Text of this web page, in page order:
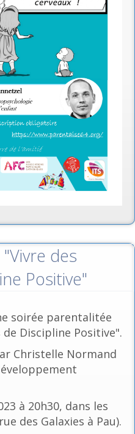
des
Positive"
soirée parentalitée
Discipline Positive".
Christelle Normand
à 20h30, dans les
des Galaxies à Pau).